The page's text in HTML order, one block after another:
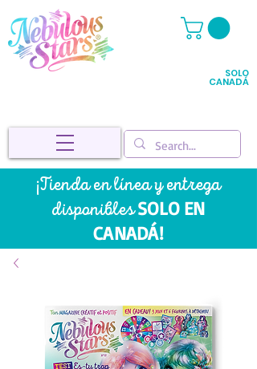
SOLO
CANADÁ
¡Tienda en línea y entrega
disponiblesSOLO EN
CANADÁ!